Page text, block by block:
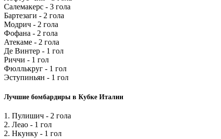
Салемакерс - 3 гола
Бартезаги - 2 гола
Модрич - 2 гола
Фофана - 2 гола
Атекаме - 2 гола
Де Винтер - 1 гол
Риччи - 1 гол
Фюллькруг - 1 гол
Эступиньян - 1 гол
Лучшие бомбардиры в Кубке Италии
1. Пулишич - 2 гола
2. Леао - 1 гол
2. Нкунку - 1 гол